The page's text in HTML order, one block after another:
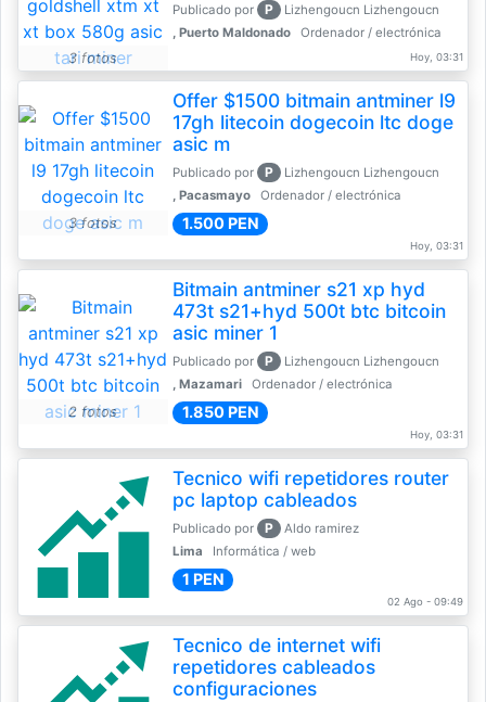
3 fotos
Publicado por P
Lizhengoucn Lizhengoucn
, Puerto Maldonado
Ordenador / electrónica
Hoy, 03:31
3 fotos
Offer $1500 bitmain antminer l9
17gh litecoin dogecoin ltc doge
asic m
Publicado por P
Lizhengoucn Lizhengoucn
, Pacasmayo
Ordenador / electrónica
1.500 PEN
Hoy, 03:31
2 fotos
Bitmain antminer s21 xp hyd
473t s21+hyd 500t btc bitcoin
asic miner 1
Publicado por P
Lizhengoucn Lizhengoucn
, Mazamari
Ordenador / electrónica
1.850 PEN
Hoy, 03:31
Tecnico wifi repetidores router
pc laptop cableados
Publicado por P
Aldo ramirez
Lima
Informática / web
1 PEN
02 Ago - 09:49
Tecnico de internet wifi
repetidores cableados
configuraciones